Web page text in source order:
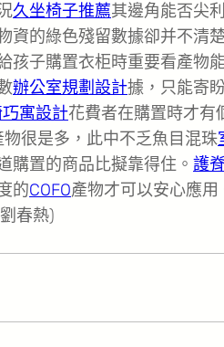
久坐椅子推薦其邊角能否尖
資的綠色殘留數據卻并不清
孩子購置衣柜時重要看產物
辦公室規劃設計據，只能寄
巧寓設計花費者在購置時才有
物很是多，此中不乏魚目混珠
購置的商品比擬靠得住。 護
的COFO產物才可以安心應用
春熱)